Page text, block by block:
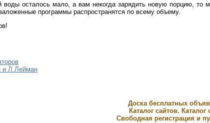
воды осталось мало, а вам некогда зарядить новую порцию, то
программы распространятся по всему объему.
и Л.Лейман
Доска бесплатных
Каталог сайтов. Каталог
Свободная регистрация и